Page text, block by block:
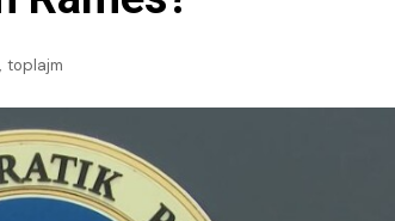
, toplajm